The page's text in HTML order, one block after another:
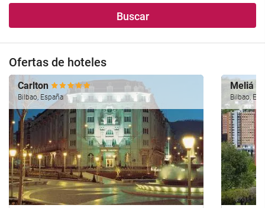
Buscar
Ofertas de hoteles
Carlton
Bilbao, España
Meliá
Bilbao,